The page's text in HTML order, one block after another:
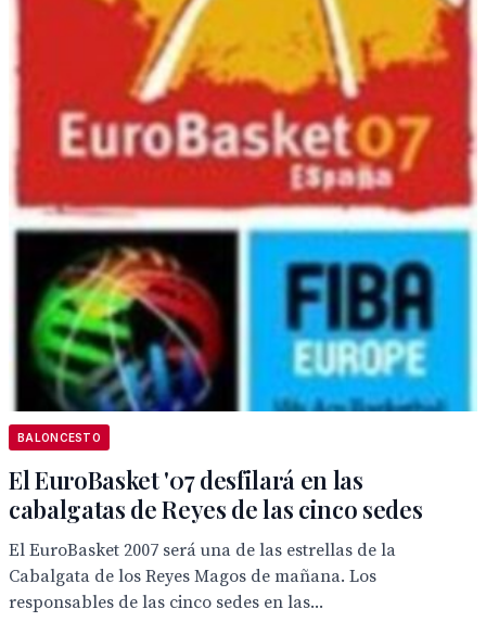
BALONCESTO
El EuroBasket '07 desfilará en las
cabalgatas de Reyes de las cinco sedes
El EuroBasket 2007 será una de las estrellas de la
Cabalgata de los Reyes Magos de mañana. Los
responsables de las cinco sedes en las...